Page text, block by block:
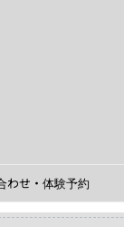
わせ・体験予約